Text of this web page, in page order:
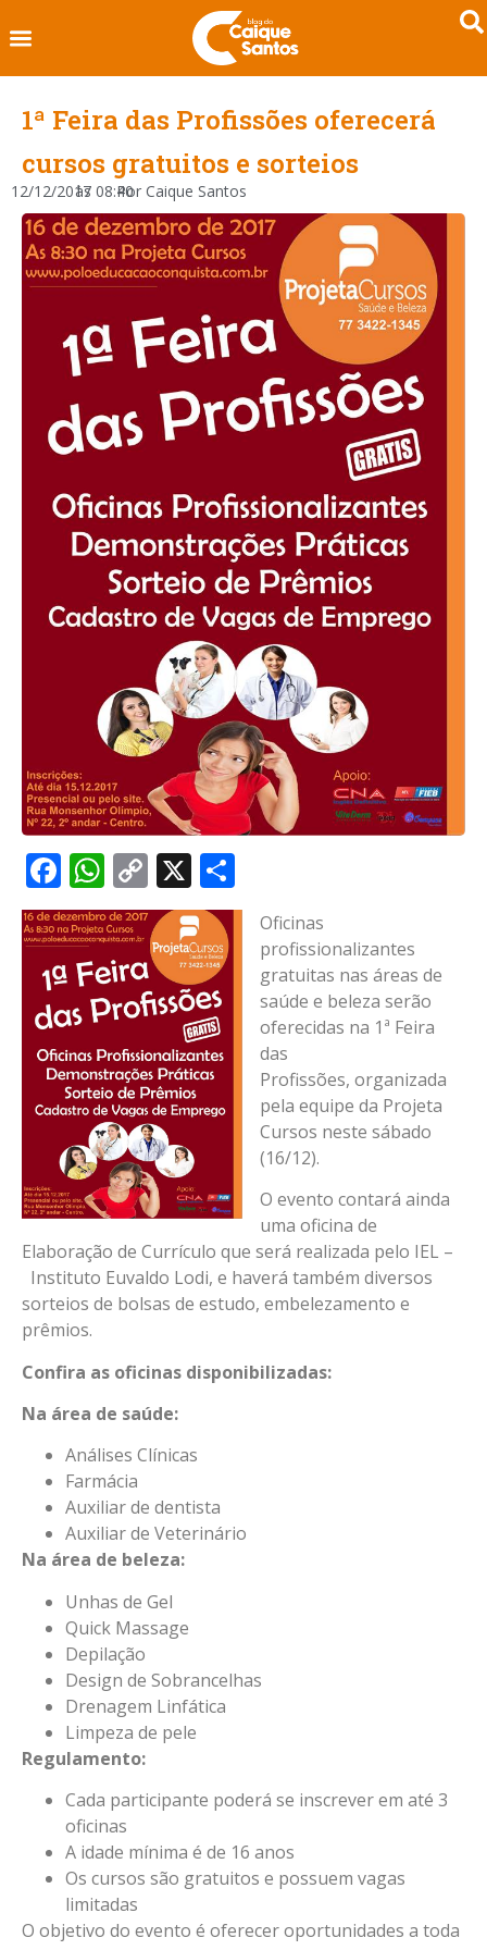
1ª Feira das Profissões oferecerá
cursos gratuitos e sorteios
12/12/2017
às 08:40
Por Caique Santos
Facebook
WhatsApp
Copy
Link
X
Oficinas
profissionalizantes
gratuitas nas áreas de
saúde e beleza serão
oferecidas na 1ª Feira
das
Profissões, organizada
pela equipe da Projeta
Cursos neste sábado
(16/12).
O evento contará ainda
uma oficina de
Elaboração de Currículo que será realizada pelo IEL –
Instituto Euvaldo Lodi, e haverá também diversos
sorteios de bolsas de estudo, embelezamento e
prêmios.
Confira as oficinas disponibilizadas:
Na área de saúde:
Análises Clínicas
Farmácia
Auxiliar de dentista
Auxiliar de Veterinário
Na área de beleza:
Unhas de Gel
Quick Massage
Depilação
Design de Sobrancelhas
Drenagem Linfática
Limpeza de pele
Regulamento:
Cada participante poderá se inscrever em até 3
oficinas
A idade mínima é de 16 anos
Os cursos são gratuitos e possuem vagas
limitadas
O objetivo do evento é oferecer oportunidades a toda